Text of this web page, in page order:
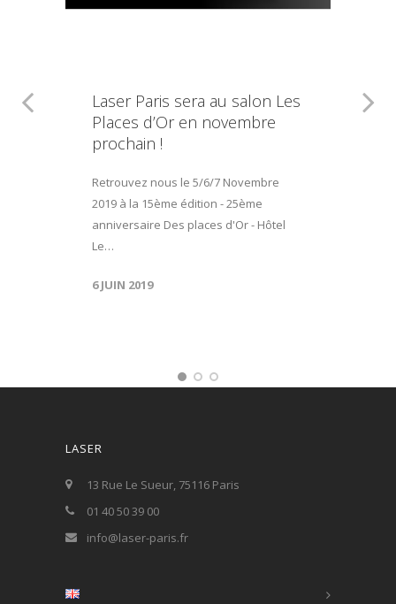
Laser Paris sera au salon Les
Places d’Or en novembre
prochain !
Retrouvez nous le 5/6/7 Novembre
2019 à la 15ème édition - 25ème
anniversaire Des places d'Or - Hôtel
Le…
6 JUIN 2019
LASER
13 Rue Le Sueur, 75116 Paris
01 40 50 39 00
info@laser-paris.fr